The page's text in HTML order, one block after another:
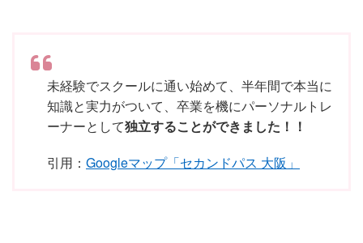
未経験でスクールに通い始めて、半年間で本当に
知識と実力がついて、卒業を機にパーソナルトレ
ーナーとして独立することができました！！
引用： Googleマップ「セカンドパス 大阪」